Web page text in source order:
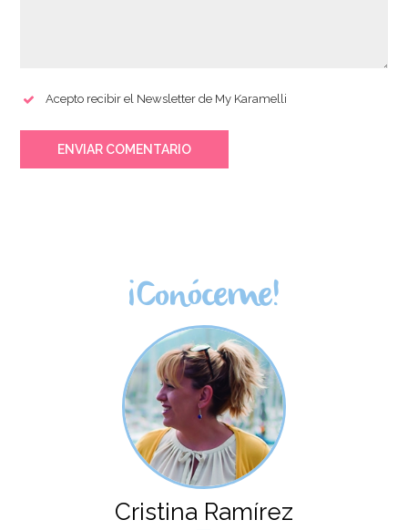
Acepto recibir el Newsletter de My Karamelli
ENVIAR COMENTARIO
¡Conóceme!
Cristina Ramírez